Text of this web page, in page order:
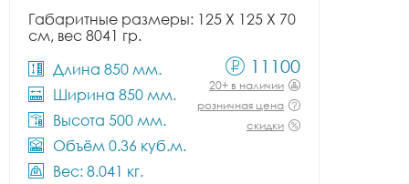
Габаритные размеры: 125 X 125 X 70
см, вес 8041 гр.
Длина 850 мм.
Ширина 850 мм.
Высота 500 мм.
Объём 0.36 куб.м.
Вес: 8.041 кг.
11100
20+ в наличии
розничная цена
скидки